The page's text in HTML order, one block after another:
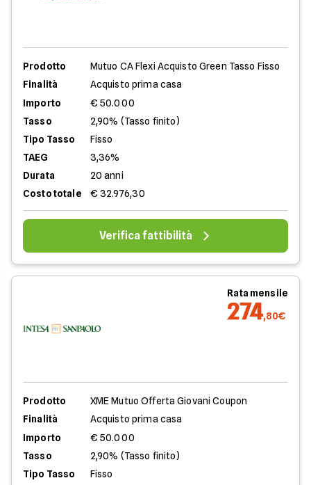
Prodotto
Mutuo CA Flexi Acquisto Green Tasso Fisso
Finalità
Acquisto prima casa
Importo
€ 50.000
Tasso
2,90% (Tasso finito)
Tipo Tasso
Fisso
TAEG
3,36%
Durata
20 anni
Costo totale
€ 32.976,30
Verifica fattibilità
Rata mensile
274,80€
Prodotto
XME Mutuo Offerta Giovani Coupon
Finalità
Acquisto prima casa
Importo
€ 50.000
Tasso
2,90% (Tasso finito)
Tipo Tasso
Fisso